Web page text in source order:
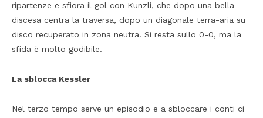
ripartenze e sfiora il gol con Kunzli, che dopo una bella
discesa centra la traversa, dopo un diagonale terra-aria su
disco recuperato in zona neutra. Si resta sullo 0-0, ma la
sfida è molto godibile.
La sblocca Kessler
Nel terzo tempo serve un episodio e a sbloccare i conti ci